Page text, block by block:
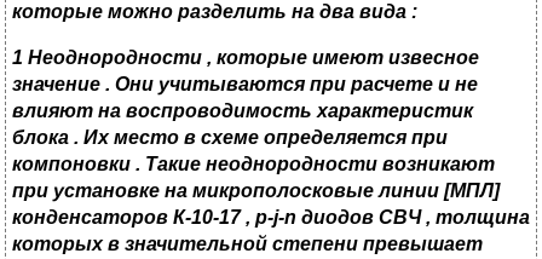
которые можно разделить на два вида :
1 Неоднородности , которые имеют извесное
значение . Они учитываются при расчете и не
влияют на воспроводимость характеристик
блока . Их место в схеме определяется при
компоновки . Такие неоднородности возникают
при установке на микрополосковые линии [МПЛ]
конденсаторов К-10-17, p-j-n диодов СВЧ , толщина
которых в значительной степени превышает